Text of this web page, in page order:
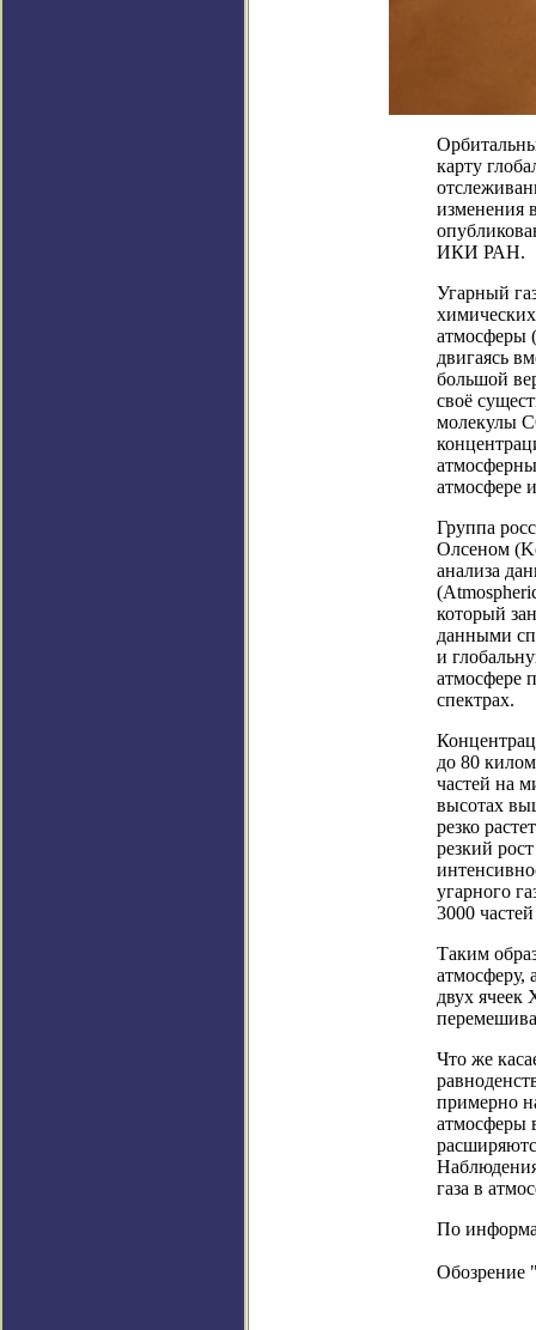
карту
изменения
ИКИ РАН.
Угарный
атмосферы
двигаясь
большой
своё
молекулы
атмосфере
Группа
Олсеном
анализа
который
данными
и
атмосфере
спектрах.
до 80
частей на
высотах
резко
резкий
угарного
3000
Таким
двух ячеек
Что же
примерно
атмосферы
газа в
По
Обозрение